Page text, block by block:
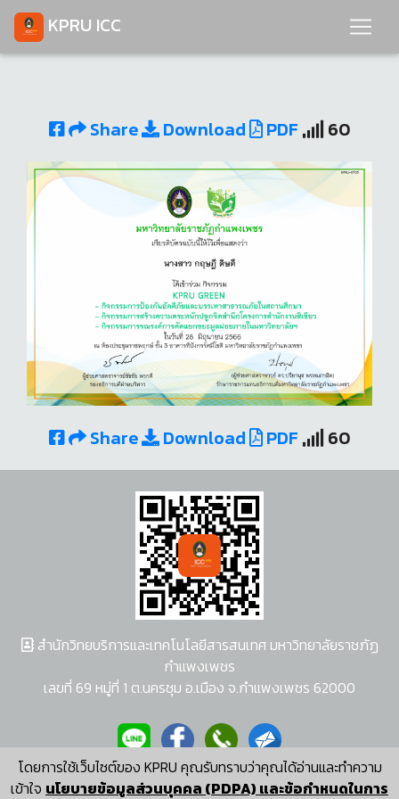
KPRU ICC
Share Download PDF 60
Share Download PDF 60
โดยการใช้เว็บไซต์ของ KPRU คุณรับทราบว่าคุณได้อ่านและทำความ
เข้าใจ นโยบายข้อมูลส่วนบุคคล (PDPA) และข้อกำหนดในการ
สำนักวิทยบริการและเทคโนโลยีสารสนเทศ มหาวิทยาลัยราชภัฏ
กำแพงเพชร
เลขที่ 69 หมู่ที่ 1 ต.นครชุม อ.เมือง จ.กำแพงเพชร 62000
ผู้พัฒนาระบบ อนุชา พวงผกา